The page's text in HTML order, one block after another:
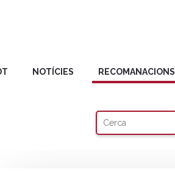
NOTÍCIES RECOMANACIONS